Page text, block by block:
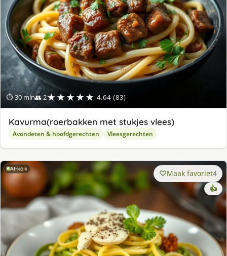
⏱ 30 min👥 2★★★★★ 4.64 (83)
Kavurma(roerbakken met stukjes vlees)
Avondeten & hoofdgerechten Vleesgerechten
AI-kok Maak favoriet4
👍